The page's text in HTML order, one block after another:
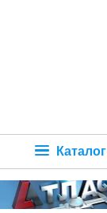
Каталог